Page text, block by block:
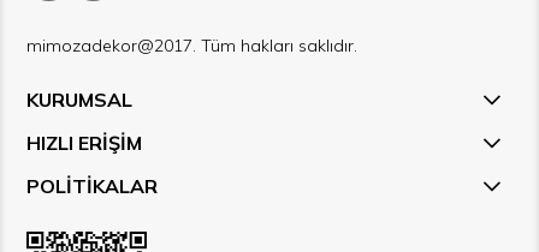
mimozadekor@2017. Tüm hakları saklıdır.
KURUMSAL
HIZLI ERİŞİM
POLİTİKALAR